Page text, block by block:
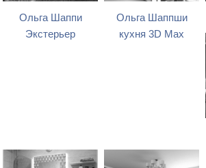
Ольга Шаппи
Экстерьер
Ольга Шаппши
кухня 3D Max